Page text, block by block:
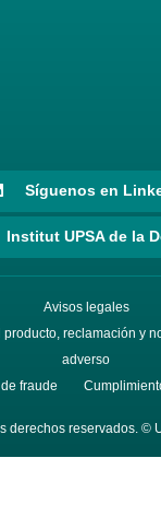
Síguenos en
Institut UPSA de la
Avisos legales
producto, reclamación y
adverso
fraude
derechos reservados. ©